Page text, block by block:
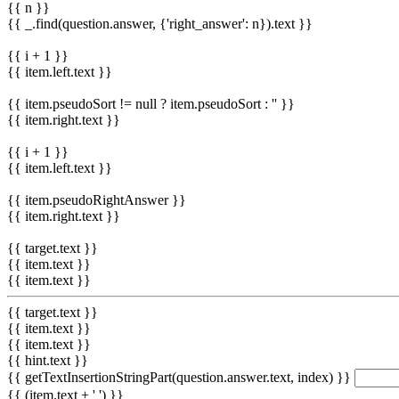
{{ n }}
{{ _.find(question.answer, {'right_answer': n}).text }}
{{ i + 1 }}
{{ item.left.text }}
{{ item.pseudoSort != null ? item.pseudoSort : '' }}
{{ item.right.text }}
{{ i + 1 }}
{{ item.left.text }}
{{ item.pseudoRightAnswer }}
{{ item.right.text }}
{{ target.text }}
{{ item.text }}
{{ item.text }}
{{ target.text }}
{{ item.text }}
{{ item.text }}
{{ hint.text }}
{{ getTextInsertionStringPart(question.answer.text, index) }}
{{ (item.text + ' ') }}